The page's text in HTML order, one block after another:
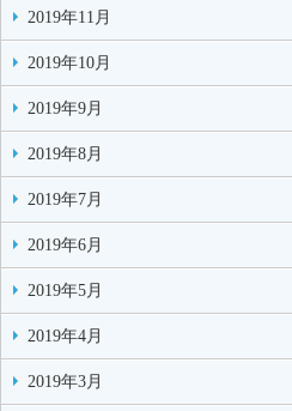
2019年11月
2019年10月
2019年9月
2019年8月
2019年7月
2019年6月
2019年5月
2019年4月
2019年3月